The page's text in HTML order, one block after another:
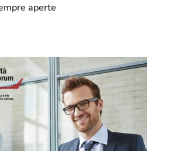
aperte